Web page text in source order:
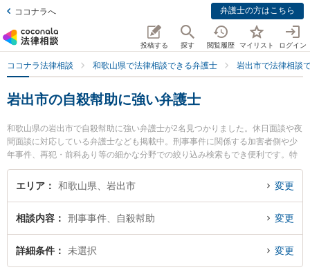
ココナラへ 弁護士の方はこちら
投稿する 探す 閲覧履歴 マイリスト ログイン
ココナラ法律相談 和歌山県で法律相談できる弁護士 岩出市で法律相談
岩出市の自殺幇助に強い弁護士
和歌山県の岩出市で自殺幇助に強い弁護士が2名見つかりました。休日面談や夜
間面談に対応している弁護士なども掲載中。刑事事件に関係する加害者側や少
年事件、再犯・前科あり等の細かな分野での絞り込み検索もでき便利です。特
に那賀総合法律事務所の松山 魁杜弁護士や岩出総合法律事務所の阪本 倖多弁護
士のプロフィール情報や弁護士費用、強みなどが注目されています。『岩出市
談無料で自殺幇助を法律相談できる岩出市内の弁護士に相談予約したい』など
でお困りの相談者さんにおすすめです。
エリア 和歌山県、岩出市 変更
相談内容 刑事事件、自殺幇助 変更
詳細条件 未選択 変更